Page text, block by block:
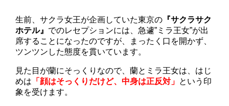
生前、サクラ女王が企画していた東京の 『サクラサク
ホテル』 でのレセプションには、急遽”ミラ王女”が出
席することになったのですが、まったく口を開かず、
ツンツンした態度を貫いています。
見た目が蘭にそっくりなので、蘭とミラ王女は、はじ
めは 「顔はそっくりだけど、中身は正反対」 という印
象を受けます。